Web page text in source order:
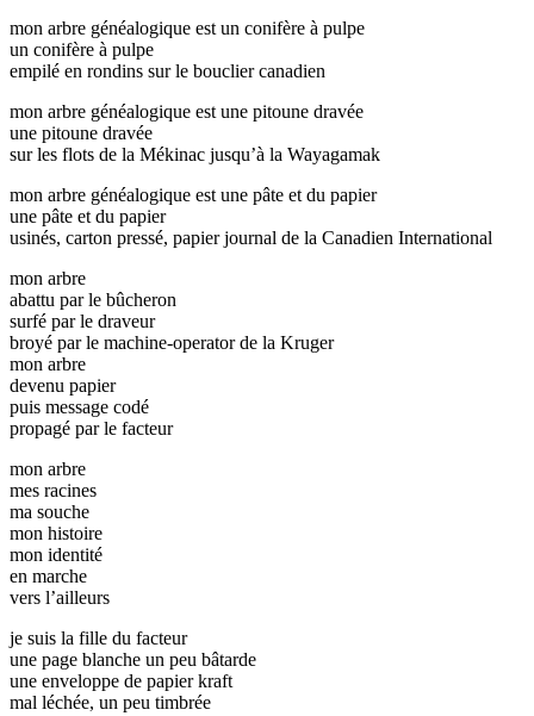
mon arbre généalogique est un conifère à pulpe
un conifère à pulpe
empilé en rondins sur le bouclier canadien
mon arbre généalogique est une pitoune dravée
une pitoune dravée
sur les flots de la Mékinac jusqu’à la Wayagamak
mon arbre généalogique est une pâte et du papier
une pâte et du papier
usinés, carton pressé, papier journal de la Canadien International
mon arbre
abattu par le bûcheron
surfé par le draveur
broyé par le machine-operator de la Kruger
mon arbre
devenu papier
puis message codé
propagé par le facteur
mon arbre
mes racines
ma souche
mon histoire
mon identité
en marche
vers l’ailleurs
je suis la fille du facteur
une page blanche un peu bâtarde
une enveloppe de papier kraft
mal léchée, un peu timbrée